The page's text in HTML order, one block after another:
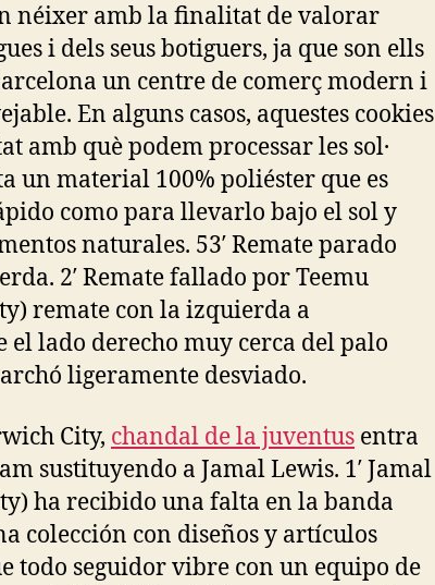
néixer amb la finalitat de valorar
i dels seus botiguers, ja que son ells
un centre de comerç modern i
En alguns casos, aquestes cookies
amb què podem processar les sol·
un material 100% poliéster que es
como para llevarlo bajo el sol y
naturales. 53′ Remate parado
2′ Remate fallado por Teemu
remate con la izquierda a
el lado derecho muy cerca del palo
ligeramente desviado.
City, chandal de la juventus entra
sustituyendo a Jamal Lewis. 1′ Jamal
ha recibido una falta en la banda
colección con diseños y artículos
todo seguidor vibre con un equipo de